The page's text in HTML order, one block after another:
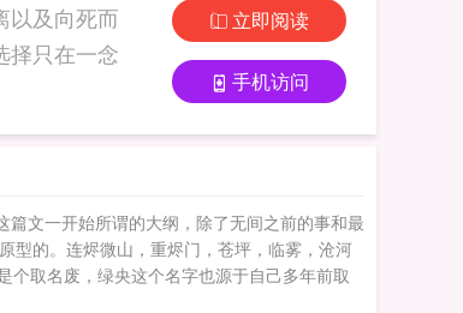
以及向死而
择只在一念
立即阅读
手机访问
文一开始所谓的大纲，除了无间之前的事和最
型的。连烬微山，重烬门，苍坪，临雾，沧河
取名废，绿央这个名字也源于自己多年前取